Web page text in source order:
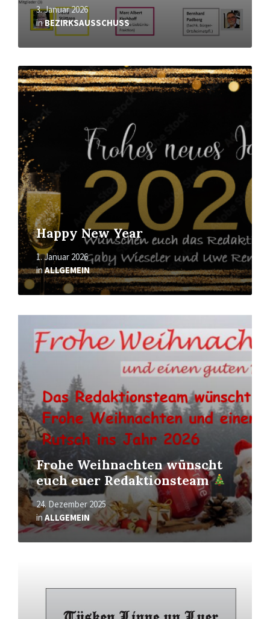
3. Januar 2026
inBEZIRKSAUSSCHUSS
Happy New Year
1. Januar 2026
inALLGEMEIN
Mehr
erfahren
Frohe Weihnachten wünscht
euch euer Redaktionsteam
24. Dezember 2025
in ALLGEMEIN
Mehr
erfahren